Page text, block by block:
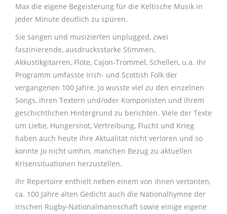
Max die eigene Begeisterung für die Keltische Musik in
jeder Minute deutlich zu spüren.
Sie sangen und musizierten unplugged, zwei
faszinierende, ausdrucksstarke Stimmen,
Akkustikgitarren, Flöte, Cajon-Trommel, Schellen, u.a. Ihr
Programm umfasste Irish- und Scottish Folk der
vergangenen 100 Jahre. Jo wusste viel zu den einzelnen
Songs, ihren Textern und/oder Komponisten und ihrem
geschichtlichen Hintergrund zu berichten. Viele der Texte
um Liebe, Hungersnot, Vertreibung, Flucht und Krieg
haben auch heute ihre Aktualität nicht verloren und so
konnte Jo nicht umhin, manchen Bezug zu aktuellen
Krisensituationen herzustellen.
Ihr Repertoire enthielt neben einem von ihnen vertonten,
ca. 100 Jahre alten Gedicht auch die Nationalhymne der
irischen Rugby-Nationalmannschaft sowie einige eigene